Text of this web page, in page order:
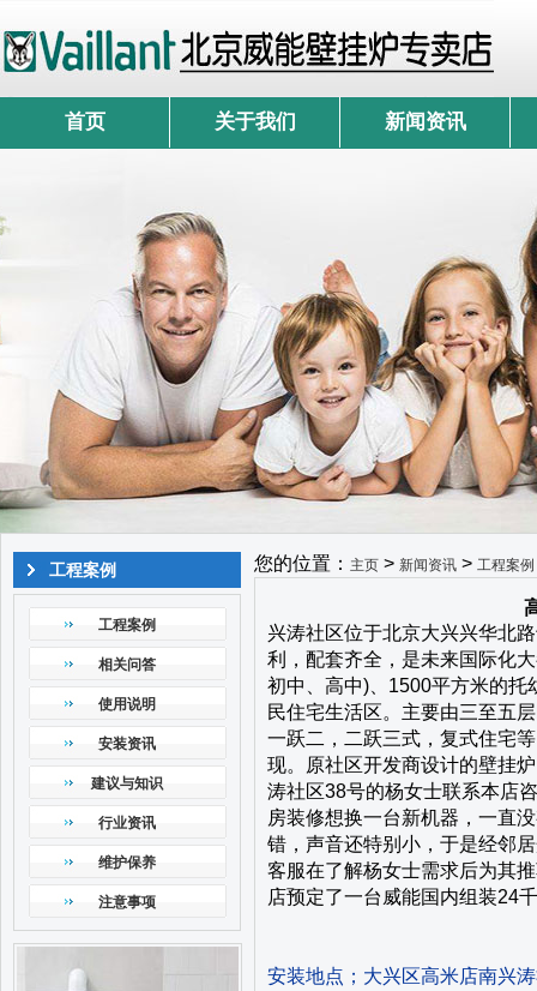
首页 关于我们 新闻资讯
工程案例
工程案例
相关问答
使用说明
安装资讯
建议与知识
行业资讯
维护保养
注意事项
您的位置： 主页 > 新闻资讯 > 工程案例
兴涛社区位于北京大兴兴华北
利，配套齐全，是未来国际化
初中、高中)、1500平方米的
民住宅生活区。主要由三至五
一跃二，二跃三式，复式住宅
现。原社区开发商设计的壁挂
涛社区38号的杨女士联系本店
房装修想换一台新机器，一直
错，声音还特别小，于是经邻
客服在了解杨女士需求后为其
店预定了一台威能国内组装24
安装地点；大兴区高米店南兴